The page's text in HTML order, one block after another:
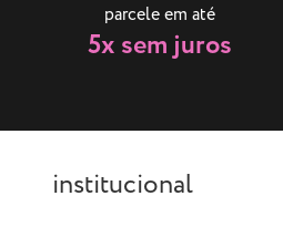
parcele em até
5x sem juros
institucional